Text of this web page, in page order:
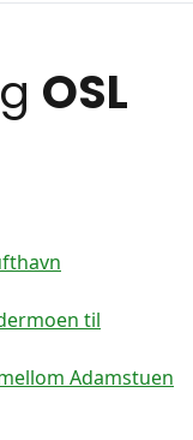
OSL
til
Adamstuen